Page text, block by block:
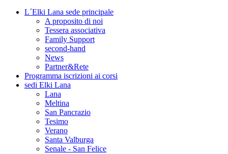
L´Elki Lana sede principale
A proposito di noi
Tessera associativa
Family Support
second-hand
News
Partner&Rete
Programma iscrizioni ai corsi
sedi Elki Lana
Lana
Meltina
San Pancrazio
Tesimo
Verano
Santa Valburga
Senale - San Felice